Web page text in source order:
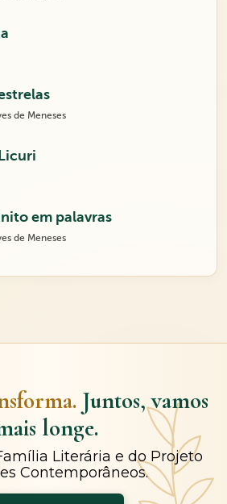
de Meneses
em palavras
de Meneses
Juntos, vamos
longe.
Literária e do Projeto
Contemporâneos.